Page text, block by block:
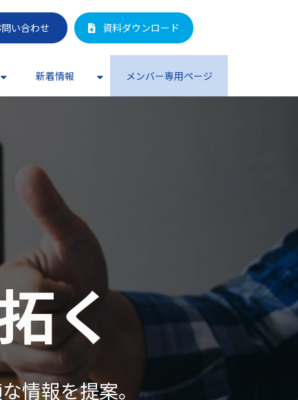
問い合わせ 資料ダウンロード
新着情報 メンバー専用ページ
く
情報を提案。